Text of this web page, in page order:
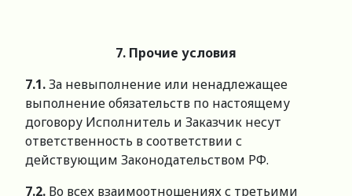
7. Прочие условия
7.1.За невыполнение или ненадлежащее
выполнение обязательств по настоящему
договору Исполнитель и Заказчик несут
ответственность в соответствии с
действующим Законодательством РФ.
7.2. Во всех взаимоотношениях с третьими